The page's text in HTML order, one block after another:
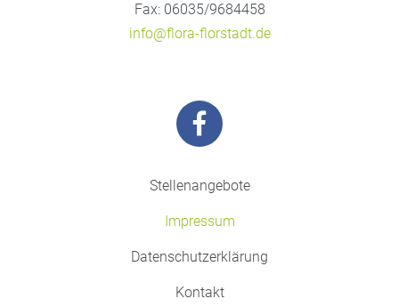
Fax: 06035/9684458
info@flora-florstadt.de
Stellenangebote
Impressum
Datenschutzerklärung
Kontakt